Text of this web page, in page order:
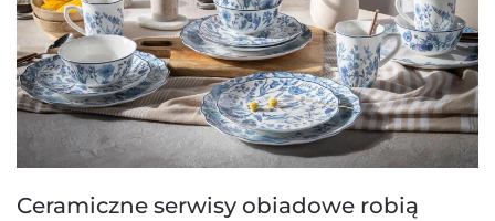
Ceramiczne serwisy obiadowe robią